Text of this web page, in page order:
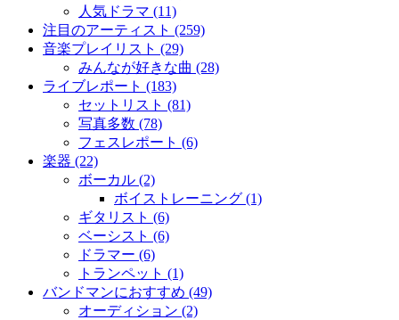
人気ドラマ (11)
注目のアーティスト (259)
音楽プレイリスト (29)
みんなが好きな曲 (28)
ライブレポート (183)
セットリスト (81)
写真多数 (78)
フェスレポート (6)
楽器 (22)
ボーカル (2)
ボイストレーニング (1)
ギタリスト (6)
ベーシスト (6)
ドラマー (6)
トランペット (1)
バンドマンにおすすめ (49)
オーディション (2)